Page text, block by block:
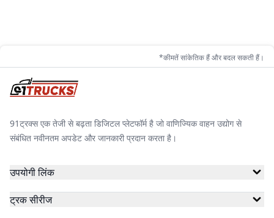
*कीमतें सांकेतिक हैं और बदल सकती हैं।
91ट्रक्स एक तेजी से बढ़ता डिजिटल प्लेटफॉर्म है जो वाणिज्यिक वाहन उद्योग से
संबंधित नवीनतम अपडेट और जानकारी प्रदान करता है।
उपयोगी लिंक
ट्रक सीरीज